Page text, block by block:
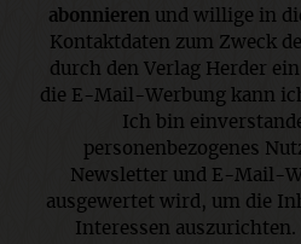
abonnieren und willige in
Kontaktdaten zum Zweck
durch den Verlag Herder
die E-Mail-Werbung kann
Ich bin
personenbezogenes
Newsletter und E-Mail-
ausgewertet wird, um die
Interessen